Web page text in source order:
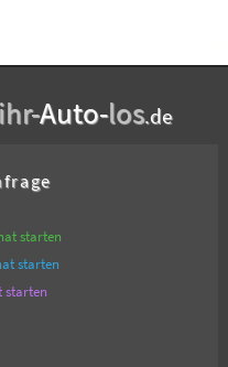
Auto-los.de
starten
starten
starten